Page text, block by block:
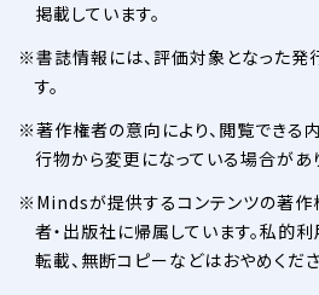
掲載しています。
書誌情報には、評価対象となった発
す。
著作権者の意向により、閲覧できる
行物から変更になっている場合があ
Mindsが提供するコンテンツの著作
者・出版社に帰属しています。私的
転載、無断コピーなどはおやめくださ